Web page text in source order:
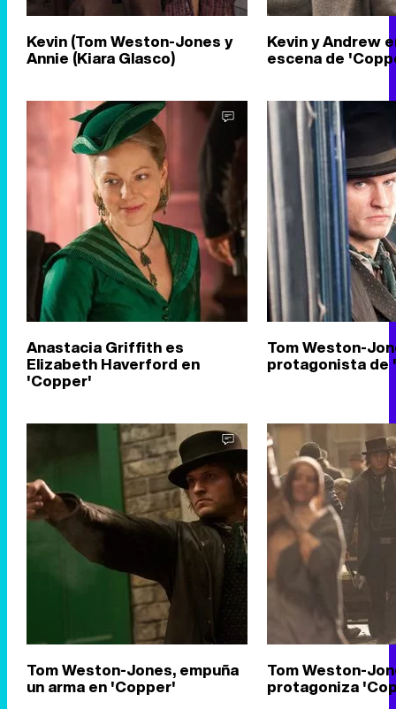
Kevin (Tom Weston-Jones y
Annie (Kiara Glasco)
Kevin y Andrew
escena de
Anastacia Griffith es
Elizabeth Haverford en
'Copper'
Tom Weston-
protagonista de
Tom Weston-Jones, empuña
un arma en 'Copper'
Tom Weston-
protagoniza